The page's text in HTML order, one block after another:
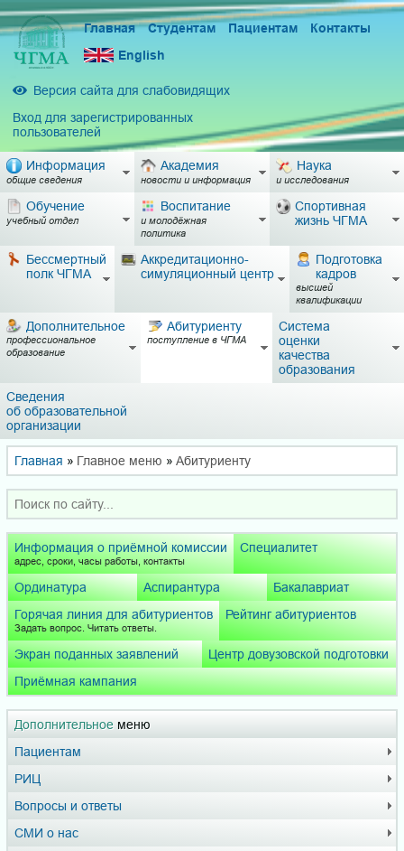
Главная Студентам Пациентам
Контакты
English
Версия сайта для слабовидящих
Вход для зарегистрированных
пользователей
Информация
общие сведения
Академия
новости и информация
Наука
и исследования
Обучение
учебный отдел
Воспитание
и молодёжная
политика
Спортивная
жизнь ЧГМА
Бессмертный
полк ЧГМА
Аккредитационно-
симуляционный центр
Подготовка
кадров
высшей
квалификации
Дополнительное
профессиональное
образование
Абитуриенту
поступление в ЧГМА
Система
оценки
качества
образования
Сведения
об образовательной
организации
Главная » Главное меню » Абитуриенту
Дополнительное меню
Пациентам
РИЦ
Вопросы и ответы
СМИ о нас
Информация о приёмной комиссии
адрес, сроки, часы работы, контакты
Специалитет
Ординатура Аспирантура
Бакалавриат
Горячая линия для абитуриентов
Задать вопрос. Читать ответы.
Рейтинг абитуриентов
Экран поданных заявлений
Центр довузовской подготовки
Приёмная кампания